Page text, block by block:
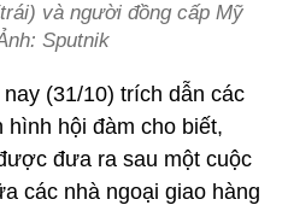
và người đồng cấp Mỹ
Sputnik
(31/10) trích dẫn các
hội đàm cho biết,
đưa ra sau một cuộc
các nhà ngoại giao hàng